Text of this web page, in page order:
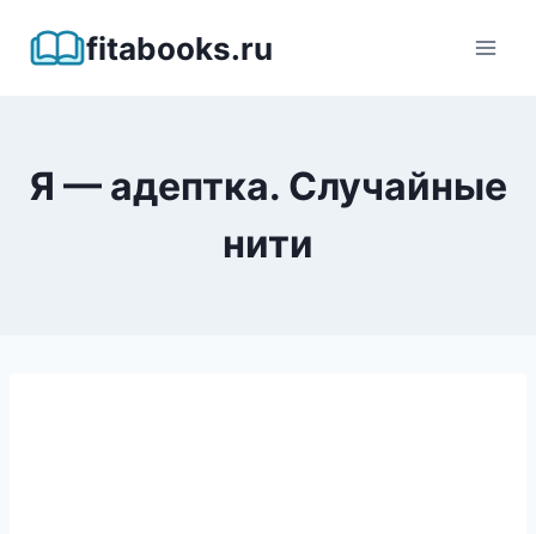
fitabooks.ru
Я — адептка. Случайные
нити